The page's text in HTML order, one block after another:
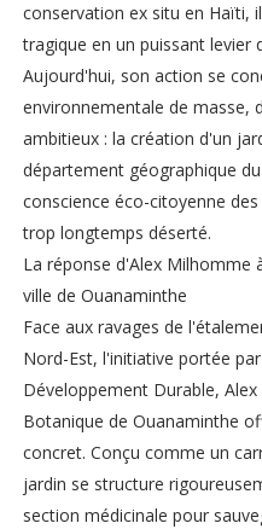
conservation ex situ en Haïti,
tragique en un puissant levier
Aujourd'hui, son action se
environnementale de masse,
ambitieux : la création d'un
département géographique
conscience éco-citoyenne
trop longtemps déserté.
La réponse d'Alex Milhomme
ville de Ouanaminthe
Face aux ravages de
Nord-Est, l'initiative portée
Développement Durable,
Botanique de Ouanaminthe
concret. Conçu comme un
jardin se structure
section médicinale pour